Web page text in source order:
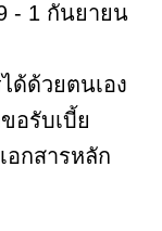
- 1 กันยายน
ด้ด้วยตนเอง
อรับเบี้ย
อกสารหลัก